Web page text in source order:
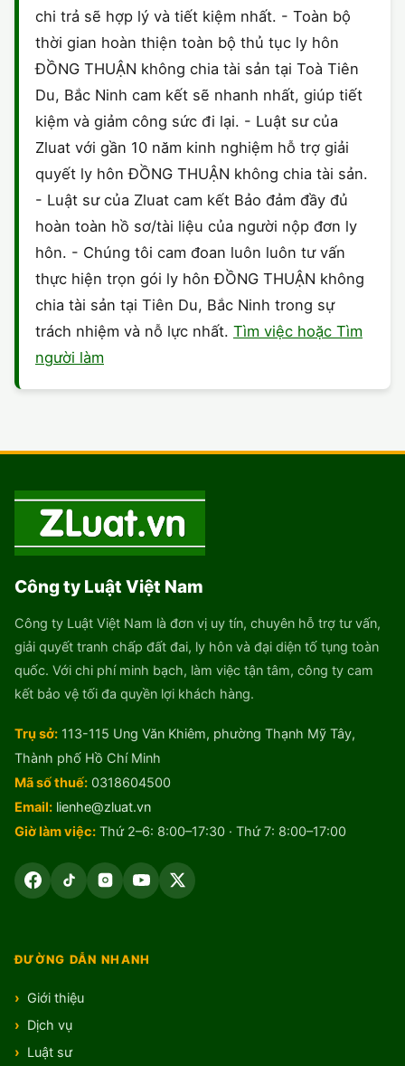
chi trả sẽ hợp lý và tiết kiệm nhất. - Toàn bộ
thời gian hoàn thiện toàn bộ thủ tục ly hôn
ĐỒNG THUẬN không chia tài sản tại Toà Tiên
Du, Bắc Ninh cam kết sẽ nhanh nhất, giúp tiết
kiệm và giảm công sức đi lại. - Luật sư của
Zluat với gần 10 năm kinh nghiệm hỗ trợ giải
quyết ly hôn ĐỒNG THUẬN không chia tài sản.
- Luật sư của Zluat cam kết Bảo đảm đầy đủ
hoàn toàn hồ sơ/tài liệu của người nộp đơn ly
hôn. - Chúng tôi cam đoan luôn luôn tư vấn
thực hiện trọn gói ly hôn ĐỒNG THUẬN không
chia tài sản tại Tiên Du, Bắc Ninh trong sự
trách nhiệm và nỗ lực nhất. Tìm việc hoặc Tìm
người làm
Công ty Luật Việt Nam
Công ty Luật Việt Nam là đơn vị uy tín, chuyên hỗ trợ tư vấn,
giải quyết tranh chấp đất đai, ly hôn và đại diện tố tụng toàn
quốc. Với chi phí minh bạch, làm việc tận tâm, công ty cam
kết bảo vệ tối đa quyền lợi khách hàng.
Trụ sở: 113-115 Ung Văn Khiêm, phường Thạnh Mỹ Tây,
Thành phố Hồ Chí Minh
Mã số thuế: 0318604500
Email: lienhe@zluat.vn
Giờ làm việc: Thứ 2–6: 8:00–17:30 · Thứ 7: 8:00–17:00
ĐƯỜNG DẪN NHANH
Giới thiệu
Dịch vụ
Luật sư